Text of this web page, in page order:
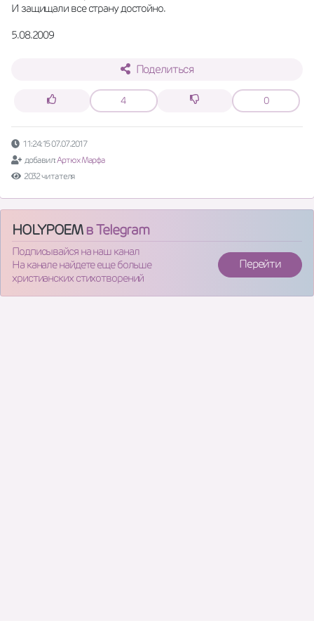
И защищали все страну достойно.
5.08.2009
Поделиться
4 0
11:24:15 07.07.2017
добавил:Артюх Марфа
2032 читателя
HOLYPOEMв Telegram
Подписывайся на наш канал
На канале найдете еще больше
христианских стихотворений
Перейти